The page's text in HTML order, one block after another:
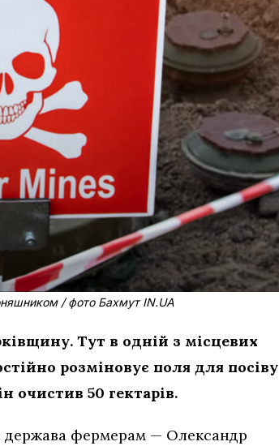
/ фото Бахмут IN.UA
Тут в одній з місцевих
розміновує поля для посіву
очистив 50 гектарів.
держава фермерам — Олександр